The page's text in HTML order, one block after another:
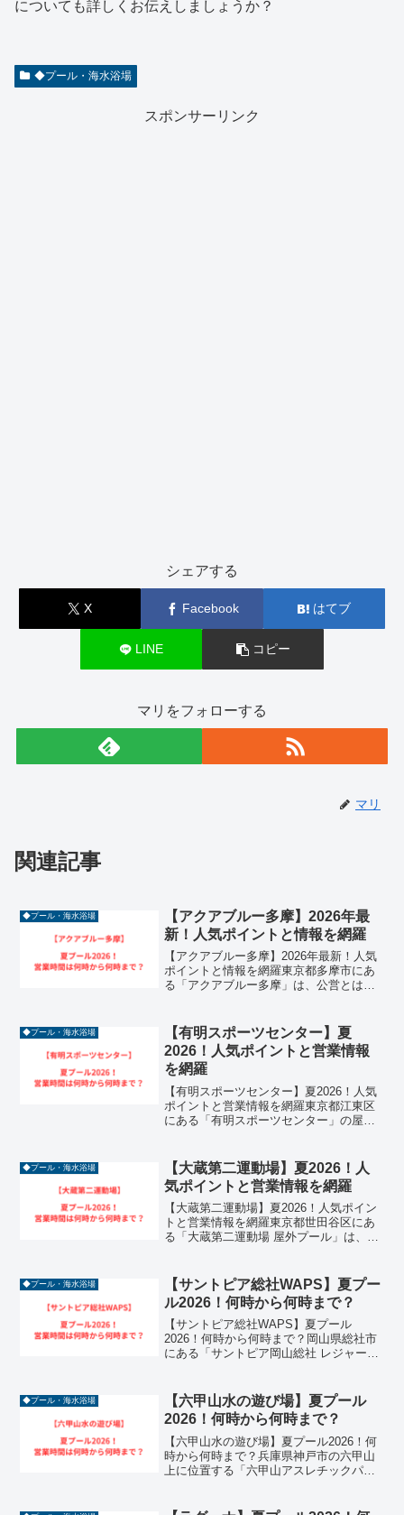
についても詳しくお伝えしましょうか？
◆プール・海水浴場
スポンサーリンク
シェアする
X Facebook はてブ
LINE コピー
マリをフォローする
マリ
関連記事
◆プール・海水浴場
【アクアブルー多摩】2026年最
新！人気ポイントと情報を網羅
【アクアブルー多摩】2026年最新！人気
ポイントと情報を網羅東京都多摩市にあ
る「アクアブルー多摩」は、公営とは思
「アイランドスライダー」や「ボディー
スライダー」...
◆プール・海水浴場
【有明スポーツセンター】夏
2026！人気ポイントと営業情報
を網羅
【有明スポーツセンター】夏2026！人気
ポイントと営業情報を網羅東京都江東区
にある「有明スポーツセンター」の屋内
感なスイマーやファミリーに大人気のス
ポットです。最大...
◆プール・海水浴場
【大蔵第二運動場】夏2026！人
気ポイントと営業情報を網羅
【大蔵第二運動場】夏2026！人気ポイン
トと営業情報を網羅東京都世田谷区にあ
る「大蔵第二運動場 屋外プール」は、広
た、区立施設とは思えない充実度を誇る
人気スポットです。...
◆プール・海水浴場
【サントピア総社WAPS】夏プー
ル2026！何時から何時まで？
【サントピア総社WAPS】夏プール
2026！何時から何時まで？岡山県総社市
にある「サントピア岡山総社 レジャープ
プールです。2026年も、スリル満点の4種
類のウォー...
◆プール・海水浴場
【六甲山水の遊び場】夏プール
2026！何時から何時まで？
【六甲山水の遊び場】夏プール2026！何
時から何時まで？兵庫県神戸市の六甲山
上に位置する「六甲山アスレチックパー